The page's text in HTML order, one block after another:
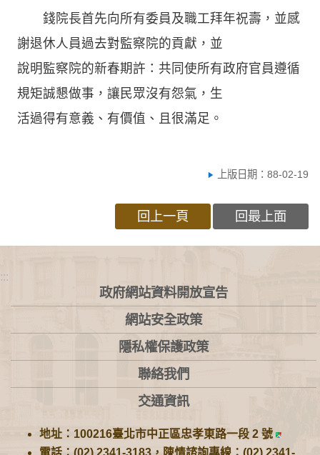
錢院長首先向所有委員及職工拜年祝壽，並感
謝退休人員過去對監察院的貢獻，並
說明監察院的新春期許：共同使所有政府官員遵循
規矩誠懇做事，讓民眾沒有怨氣，生
活過得有意義、有價值、且很滿足。
上版日期：88-02-19
回上一頁 回最上面
:::
政府網站資料開放宣告
網站安全政策
隱私權保護政策
聯絡我們
交通資訊
地址：100216臺北市中正區忠孝東路一段 2 號
電話：(02) 2341-3183，陳情諮詢專線：(02) 2341-